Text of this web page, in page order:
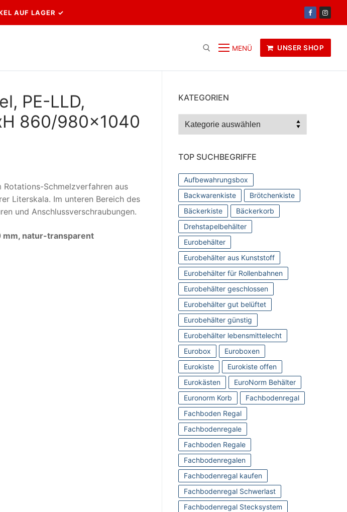
AUF LAGER ✓
MENÜ UNSER SHOP
PE-LLD,
860/980×1040
Schmelzverfahren aus
Literskala. Im unteren Bereich des
und Anschlussverschraubungen.
mm, natur-transparent
KATEGORIEN
Kategorien
TOP SUCHBEGRIFFE
Aufbewahrungsbox
Backwarenkiste
Brötchenkiste
Bäckerkiste
Bäckerkorb
Drehstapelbehälter
Eurobehälter
Eurobehälter aus Kunststoff
Eurobehälter für Rollenbahnen
Eurobehälter geschlossen
Eurobehälter gut belüftet
Eurobehälter günstig
Eurobehälter lebensmittelecht
Eurobox
Euroboxen
Eurokiste
Eurokiste offen
Eurokästen
EuroNorm Behälter
Euronorm Korb
Fachbodenregal
Fachboden Regal
Fachbodenregale
Fachboden Regale
Fachbodenregalen
Fachbodenregal kaufen
Fachbodenregal Schwerlast
Fachbodenregal Stecksystem